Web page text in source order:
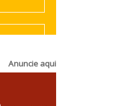
Anuncie aqui